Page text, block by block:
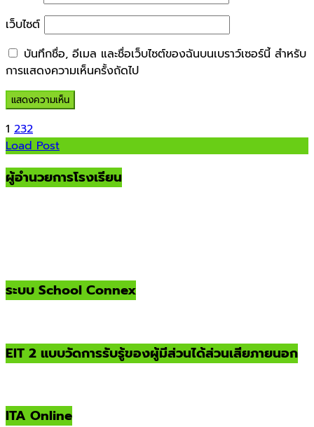
เว็บไซต์
บันทึกชื่อ, อีเมล และชื่อเว็บไซต์ของฉันบนเบราว์เซอร์นี้ สำหรับ
การแสดงความเห็นครั้งถัดไป
1 232
Load Post
ผู้อำนวยการโรงเรียน
ระบบ School Connex
EIT 2 แบบวัดการรับรู้ของผู้มีส่วนได้ส่วนเสียภายนอก
ITA Online